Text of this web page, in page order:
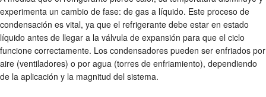
experimenta un cambio de fase: de gas a líquido. Este proceso de
condensación es vital, ya que el refrigerante debe estar en estado
líquido antes de llegar a la válvula de expansión para que el ciclo
funcione correctamente. Los condensadores pueden ser enfriados por
aire (ventiladores) o por agua (torres de enfriamiento), dependiendo
de la aplicación y la magnitud del sistema.